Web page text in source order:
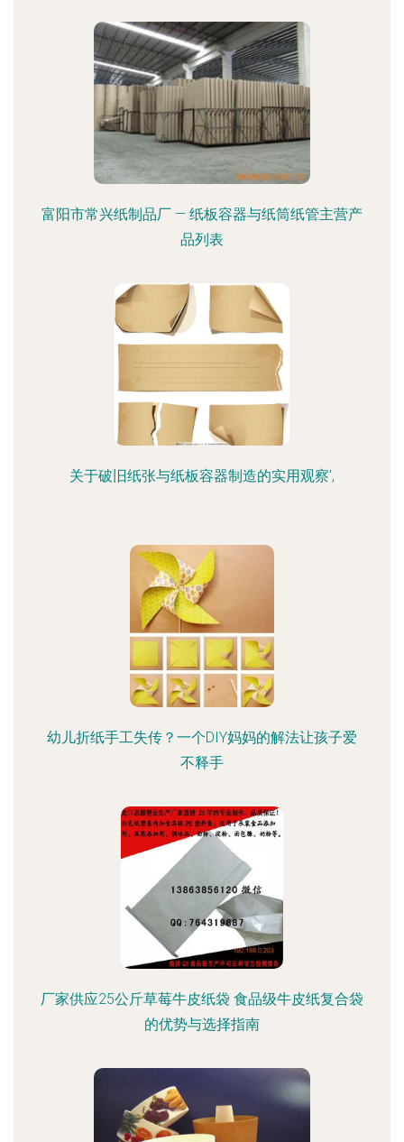
富阳市常兴纸制品厂 — 纸板容器与纸筒纸管主营产
品列表
关于破旧纸张与纸板容器制造的实用观察',
幼儿折纸手工失传？一个DIY妈妈的解法让孩子爱
不释手
厂家供应25公斤草莓牛皮纸袋 食品级牛皮纸复合袋
的优势与选择指南